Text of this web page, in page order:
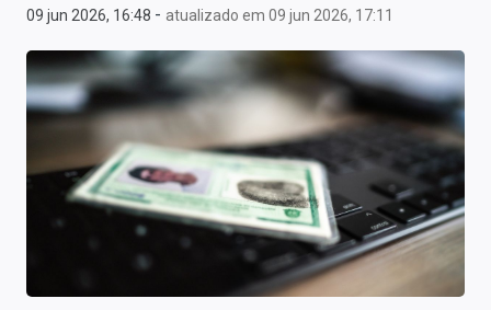
Últimas Notícias
Newsletters
Cotações
Comprar ou vender?
Carteiras Recomendadas
Central de Dividendos
09 jun 2026, 16:48 - atualizado em 09 jun 2026, 17:11